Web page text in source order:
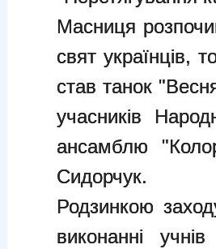
Масниця
свят українців,
став танок
учасників
ансамблю
Сидорчук.
Родзинкою
виконанні